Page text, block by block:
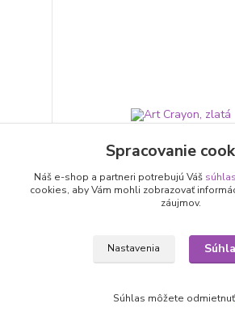
Art Crayon, zlatá
Spracovanie
Náš e-shop a partneri potrebujú Váš súhlas
cookies, aby Vám mohli zobrazovať
záujmov.
Nastavenia
Súhlas môžete